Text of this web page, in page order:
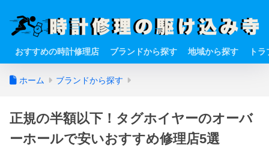
おすすめの時計修理店 ブランドから探す 地域から探す ト
ホーム ブランドから探す
正規の半額以下！タグホイヤーのオーバ
ーホールで安いおすすめ修理店5選